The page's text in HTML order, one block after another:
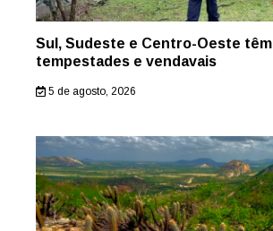
Sul, Sudeste e Centro-Oeste
tempestades e vendavais
5 de agosto, 2026